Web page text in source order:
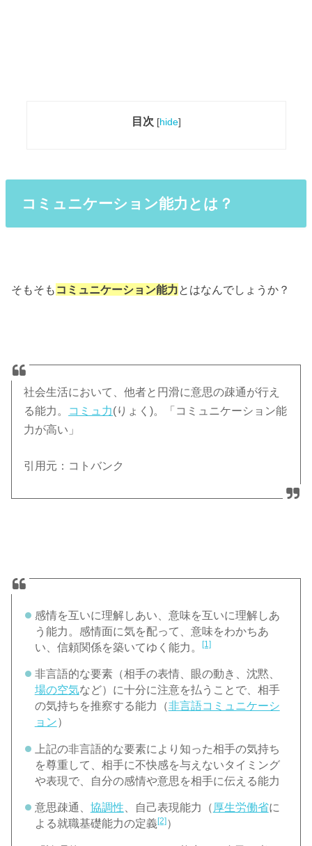
目次 [hide]
コミュニケーション能力とは？
そもそも コミュニケーション能力とはなんでしょうか？
社会生活において、他者と円滑に意思の疎通が行え
る能力。
コミュ力(りょく)。「コミュニケーション能
力が高い」
引用元：コトバンク
感情を互いに理解しあい、意味を互いに理解しあ
う能力。感情面に気を配って、意味をわかちあ
い、信頼関係を築いてゆく能力。
[1]
非言語的な要素（相手の表情、眼の動き、沈黙、
場の空気など）に十分に注意を払うことで、相手
の気持ちを推察する能力（非言語コミュニケーシ
ョン）
上記の非言語的な要素により知った相手の気持ち
を尊重して、相手に不快感を与えないタイミング
や表現で、自分の感情や意思を相手に伝える能力
意思疎通、 協調性、自己表現能力（厚生労働省に
よる就職基礎能力の定義[2]）